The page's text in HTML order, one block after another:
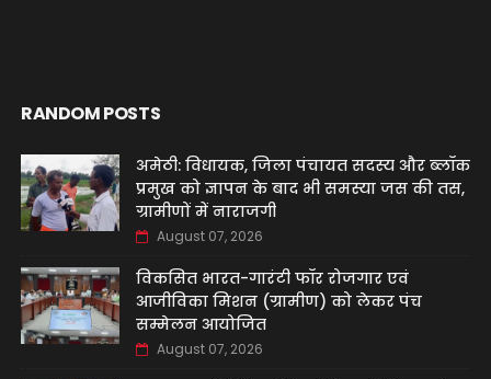
RANDOM POSTS
अमेठी: विधायक, जिला पंचायत सदस्य और ब्लॉक
प्रमुख को ज्ञापन के बाद भी समस्या जस की तस,
ग्रामीणों में नाराजगी
August 07, 2026
विकसित भारत-गारंटी फॉर रोजगार एवं
आजीविका मिशन (ग्रामीण) को लेकर पंच
सम्मेलन आयोजित
August 07, 2026